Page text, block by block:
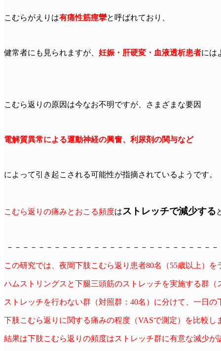
こむらがえりは有痛性筋痙攣と呼ばれており、
健常者にも見られますが、 妊娠・肝硬変・血液透析患者には
こむら返りの原因は今なお不明ですが、さまざまな要因
電解質異常による運動神経の興奮、利尿剤の関与など
によって引き起こされる可能性が指摘されているようです。
こむら返りの痛みとおこる頻度はストレッチで減少する
－－－－－－－－－－－－－－－－－－－－－－－－－－
この研究では、夜間下肢こむら返り患者80名（55歳以上）を
ハムストリングスと下腿三頭筋のストレッチを実施する群（
ストレッチを行わない群（対照群：40名）に分けて、一日の
下肢こむら返りに関する痛みの程度（VASで測定）を比較し
結果は下肢こむら返りの頻度はストレッチ群に有意な減少が